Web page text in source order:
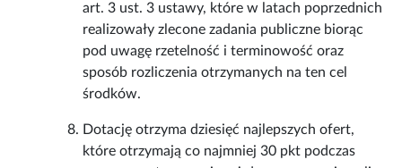
art. 3 ust. 3 ustawy, które w latach poprzednich
realizowały zlecone zadania publiczne biorąc
pod uwagę rzetelność i terminowość oraz
sposób rozliczenia otrzymanych na ten cel
środków.
Dotację otrzyma dziesięć najlepszych ofert,
które otrzymają co najmniej 30 pkt podczas